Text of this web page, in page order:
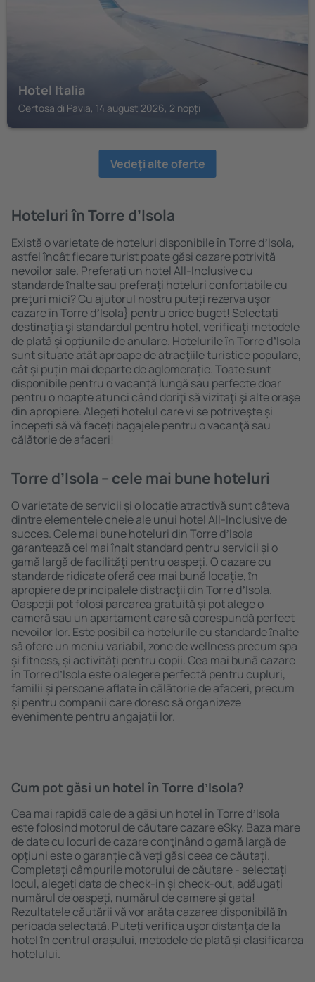
Hotel Italia
Certosa di Pavia, 14 august 2026, 2 nopți
Vedeţi alte oferte
Hoteluri în Torre dʼIsola
Există o varietate de hoteluri disponibile în Torre dʼIsola,
astfel încât fiecare turist poate găsi cazare potrivită
nevoilor sale. Preferați un hotel All-Inclusive cu
standarde ȋnalte sau preferați hoteluri confortabile cu
preţuri mici? Cu ajutorul nostru puteți rezerva uşor
cazare în Torre dʼIsola} pentru orice buget! Selectați
destinația şi standardul pentru hotel, verificați metodele
de plată și opțiunile de anulare. Hotelurile în Torre dʼIsola
sunt situate atât aproape de atracţiile turistice populare,
cât și puțin mai departe de aglomerație. Toate sunt
disponibile pentru o vacanță lungă sau perfecte doar
pentru o noapte atunci când doriţi să vizitaţi şi alte oraşe
din apropiere. Alegeți hotelul care vi se potriveşte și
începeți să vă faceți bagajele pentru o vacanţă sau
călătorie de afaceri!
Torre dʼIsola – cele mai bune hoteluri
O varietate de servicii și o locație atractivă sunt câteva
dintre elementele cheie ale unui hotel All-Inclusive de
succes. Cele mai bune hoteluri din Torre dʼIsola
garantează cel mai înalt standard pentru servicii și o
gamă largă de facilități pentru oaspeți. O cazare cu
standarde ridicate oferă cea mai bună locație, ȋn
apropiere de principalele distracţii din Torre dʼIsola.
Oaspeții pot folosi parcarea gratuită și pot alege o
cameră sau un apartament care să corespundă perfect
nevoilor lor. Este posibil ca hotelurile cu standarde ȋnalte
să ofere un meniu variabil, zone de wellness precum spa
și fitness, și activități pentru copii. Cea mai bună cazare
în Torre dʼIsola este o alegere perfectă pentru cupluri,
familii și persoane aflate în călătorie de afaceri, precum
și pentru companii care doresc să organizeze
evenimente pentru angajații lor.
Cum pot găsi un hotel în Torre dʼIsola?
Cea mai rapidă cale de a găsi un hotel în Torre dʼIsola
este folosind motorul de căutare cazare eSky. Baza mare
de date cu locuri de cazare conţinând o gamă largă de
opţiuni este o garanție că veți găsi ceea ce căutați.
Completați câmpurile motorului de căutare - selectați
locul, alegeți data de check-in și check-out, adăugați
numărul de oaspeți, numărul de camere şi gata!
Rezultatele căutării vă vor arăta cazarea disponibilă ȋn
perioada selectată. Puteți verifica uşor distanța de la
hotel ȋn centrul orașului, metodele de plată și clasificarea
hotelului.